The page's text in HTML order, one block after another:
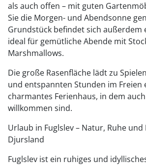
als auch offen – mit guten
Sie die Morgen- und Abendsonne
Grundstück befindet sich außerdem
ideal für gemütliche Abende mit
Marshmallows.
Die große Rasenfläche lädt zu
und entspannten Stunden im Freien
charmantes Ferienhaus, in dem
willkommen sind.
Urlaub in Fuglslev – Natur, Ruhe
Djursland
Fuglslev ist ein ruhiges und